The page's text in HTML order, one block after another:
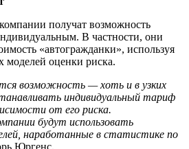
получат возможность
В частности, они
«автогражданки», используя
моделей оценки риска.
возможность — хоть и в узких
индивидуальный тариф
от его риска.
будут использовать
наработанные в статистике по
Юргенс.